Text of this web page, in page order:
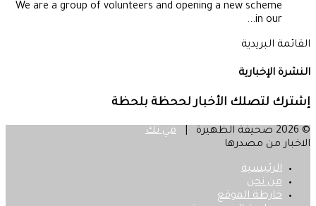
We are a group of volunteers and opening a new scheme
in our...
القائمة البريدية
النشرة الإخبارية
إشترك لتصلك الأخبار لححظة بلحظة
© 2026 صحيفة الظهيرة |
مي تك
الاخبار من مصدرها
الرئيسية
من نحن
خارطة الموقع